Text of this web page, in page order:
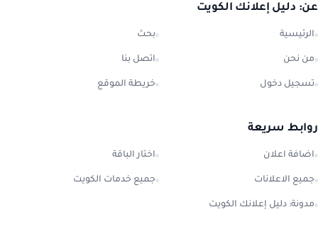
عن: دليل إعلانك الكويت
الرئيسية بحث
من نحن اتصل بنا
تسجيل دخول خريطة الموقع
روابط سريعة
اضافة اعلان اختار الباقة
جميع الاعلانات جميع خدمات الكويت
مدونة: دليل إعلانك الكويت